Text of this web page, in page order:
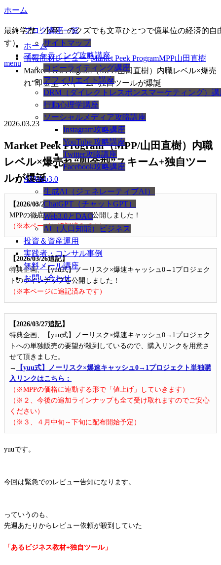
ホーム
ブログ講座一覧
サイトマップ
マーケティング攻略講座
コピーライティング講座
アフィリエイト講座
DRM（ダイレクトレスポンスマーケティング）講
行動心理学講座
ソーシャルメディア攻略講座
Instagram攻略講座
YouTube 攻略講座
Twitter攻略講座
Facebook攻略講座
AI/Web3.0
生成AI（ジェネレーティブAI）
ChatGPT（チャットGPT）
Web3.0とDAO
AI（人口知能）ビジネス
投資＆資産運用
実践者・コンサル事例
無料メール講座
お問い合わせ
最終学歴「小卒」のクズでも文章ひとつで億単位の経済的
す）
menu
ホーム
情報商材レビュー, Market Peek ProgramMPP山田直樹
Market Peek Program（MPP/山田直樹）内職レベル×爆売
れ“即金型”スキーム+独自ツールが爆誕
2026.03.23
Market Peek Program（MPP/山田直樹）内職
レベル×爆売れ“即金型”スキーム+独自ツー
ルが爆誕
【2026/03/25追記】
MPPの徹底追記レビューを公開しました！
（※本ページに追記済みです）
【2026/03/26追記】
特典企画、【yuu式】ノーリスク×爆速キャッシュ0→1プロジェク
トのラインナップを公開しました！
（※本ページに追記済みです）
【2026/03/27追記】
特典企画、【yuu式】ノーリスク×爆速キャッシュ0→1プロジェク
トへの単独販売の要望が殺到しているので、購入リンクを用意さ
せて頂きました。
→
【yuu式】ノーリスク×爆速キャッシュ0→1プロジェクト単独購
入リンクはこちら：
（※MPPの価格に連動する形で「値上げ」していきます）
（※２、今後の追加ラインナップも全て受け取れますのでご安心
ください）
（※３、４月中旬～下旬に配布開始予定）
yuuです。
今回は緊急でのレビュー告知になります。
っていうのも、
先週あたりからレビュー依頼が殺到していた
「あるビジネス教材+独自ツール」